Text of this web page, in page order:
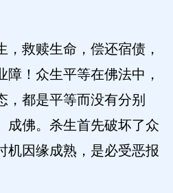
，救赎生命，偿还宿债，
障！众生平等在佛法中，
，都是平等而没有分别
成佛。杀生首先破坏了众
机因缘成熟，是必受恶报